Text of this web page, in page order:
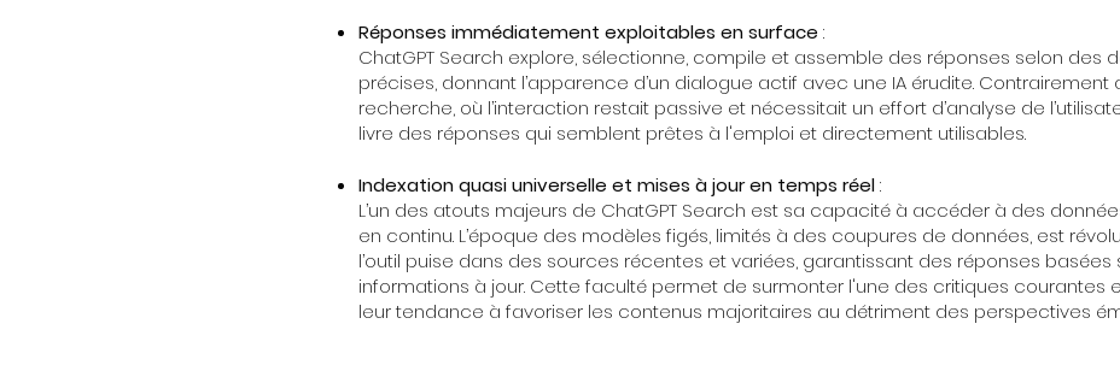
Réponses immédiatement exploitables en surface :
ChatGPT Search explore, sélectionne, compile et assemble des réponses selon des
précises, donnant l’apparence d’un dialogue actif avec une IA érudite. Contrairement
recherche, où l’interaction restait passive et nécessitait un effort d’analyse de
livre des réponses qui semblent prêtes à l'emploi et directement utilisables.
Indexation quasi universelle et mises à jour en temps réel:
L’un des atouts majeurs de ChatGPT Search est sa capacité à accéder à des
en continu. L’époque des modèles figés, limités à des coupures de données, est
l’outil puise dans des sources récentes et variées, garantissant des réponses basées
informations à jour. Cette faculté permet de surmonter l'une des critiques courantes
leur tendance à favoriser les contenus majoritaires au détriment des perspectives